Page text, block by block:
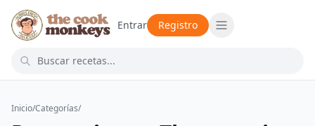
Entrar Registro
Inicio/Categorías/